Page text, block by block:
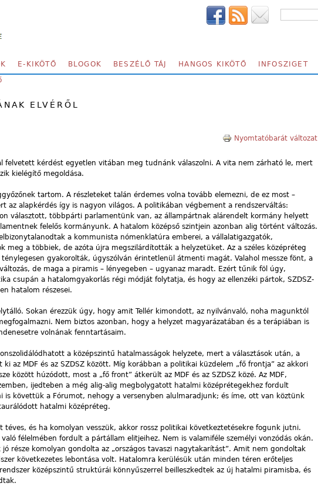
E-KIKÖTŐ BLOGOK BESZÉLŐ TÁJ HANGOS KIKÖTŐ INFOSZIGET
ELVÉRŐL
Nyomtatóbarát változat
felvetett kérdést egyetlen vitában meg tudnánk válaszolni. A vita nem zárható le, mert
kielégítő megoldása.
tartom. A részleteket talán érdemes volna tovább elemezni, de ez most –
az alapkérdés így is nagyon világos. A politikában végbement a rendszerváltás:
választott, többpárti parlamentünk van, az állampártnak alárendelt kormány helyett
felelős kormányunk. A hatalom középső szintjein azonban alig történt változás.
a kommunista nómenklatúra emberei, a vállalatigazgatók,
meg a többiek, de azóta újra megszilárdították a helyzetüket. Az a széles középréteg
gyakorolták, úgyszólván érintetlenül átmenti magát. Valahol messze fönt, a
de maga a piramis – lényegeben – ugyanaz maradt. Ezért tűnik föl úgy,
csupán a hatalomgyakorlás régi módját folytatja, és hogy az ellenzéki pártok, SZDSZ-
hatalom részesei.
Sokan érezzük úgy, hogy amit Tellér kimondott, az nyilvánvaló, noha magunktól
Nem biztos azonban, hogy a helyzet magyarázatában és a terápiában is
volnának fenntartásaim.
a középszintű hatalmasságok helyzete, mert a választások után, a
az MDF és az SZDSZ között. Míg korábban a politikai küzdelem „fő frontja” az akkori
között húzódott, most a „fő front” átkerült az MDF és az SZDSZ közé. Az MDF,
ijedteben a még alig-alig megbolygatott hatalmi középrétegekhez fordult
is követtük a Fórumot, nehogy a versenyben alulmaradjunk; és íme, ott van köztünk
hatalmi középréteg.
téves, és ha komolyan vesszük, akkor rossz politikai következtetésekre fogunk jutni.
való félelmében fordult a pártállam elitjeihez. Nem is valamiféle személyi vonzódás okán.
része komolyan gondolta az „országos tavaszi nagytakarítást”. Amit nem gondoltak
következetes lebontása volt. Hatalomra kerülésük után minden téren erőteljes
középszintű struktúrái könnyűszerrel beilleszkedtek az új hatalmi piramisba, és